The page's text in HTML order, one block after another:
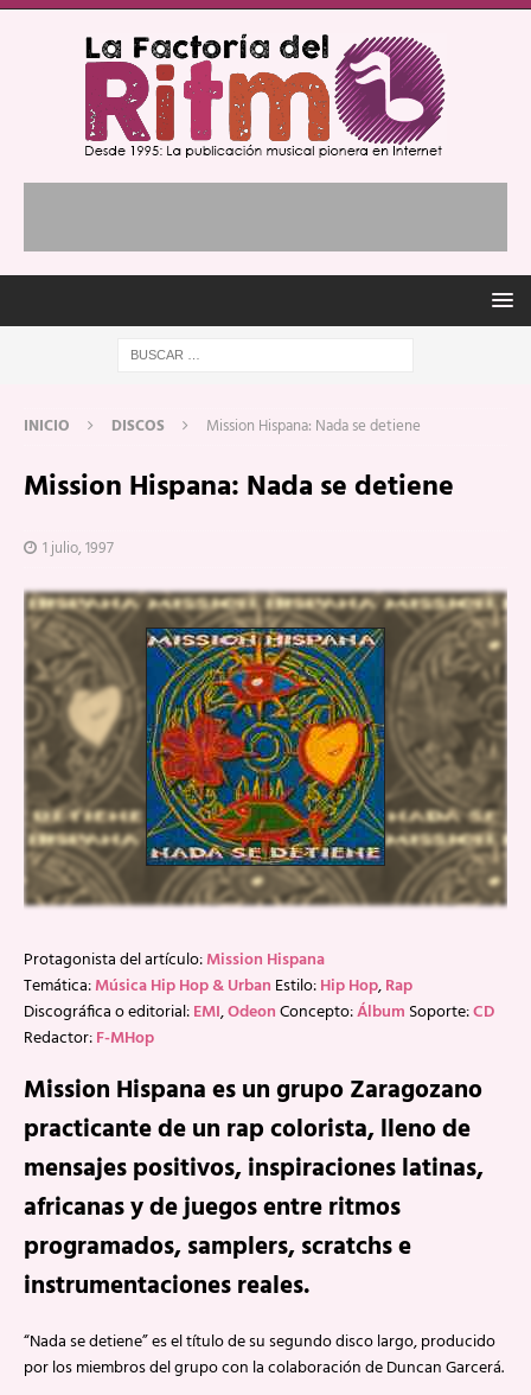
INICIO DISCOS Mission Hispana: Nada se detiene
Mission Hispana: Nada se detiene
1 julio, 1997
Protagonista del artículo:Mission Hispana
Temática:Música Hip Hop & Urban Estilo:Hip Hop,Rap
Discográfica o editorial:EMI,OdeonConcepto:Álbum Soporte:CD
Redactor:F-MHop
Mission Hispana es un grupo Zaragozano
practicante de un rap colorista, lleno de
mensajes positivos, inspiraciones latinas,
africanas y de juegos entre ritmos
programados, samplers, scratchs e
instrumentaciones reales.
“Nada se detiene” es el título de su segundo disco largo, producido
por los miembros del grupo con la colaboración de Duncan Garcerá.